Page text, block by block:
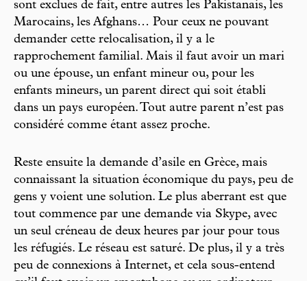
sont exclues de fait, entre autres les Pakistanais, les
Marocains, les Afghans… Pour ceux ne pouvant
demander cette relocalisation, il y a le
rapprochement familial. Mais il faut avoir un mari
ou une épouse, un enfant mineur ou, pour les
enfants mineurs, un parent direct qui soit établi
dans un pays européen. Tout autre parent n’est pas
considéré comme étant assez proche.
Reste ensuite la demande d’asile en Grèce, mais
connaissant la situation économique du pays, peu de
gens y voient une solution. Le plus aberrant est que
tout commence par une demande via Skype, avec
un seul créneau de deux heures par jour pour tous
les réfugiés. Le réseau est saturé. De plus, il y a très
peu de connexions à Internet, et cela sous-entend